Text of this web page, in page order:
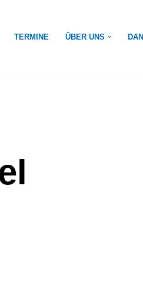
TERMINE ÜBER UNS